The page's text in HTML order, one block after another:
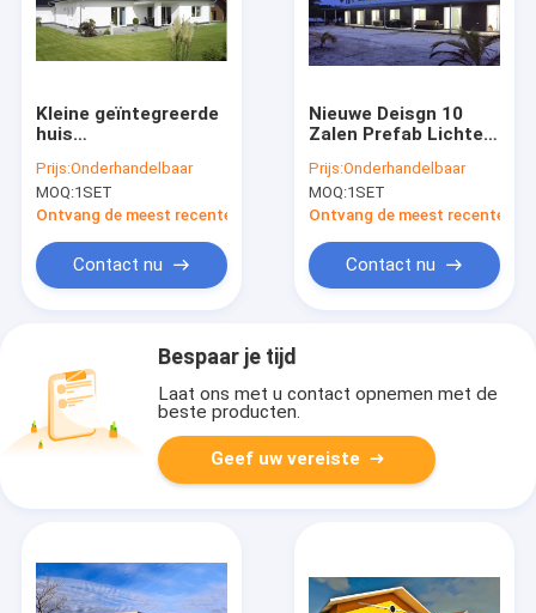
Kleine geïntegreerde
huis
Huizen met Licht
Staalkader
Prijs:Onderhandelbaar
MOQ:1SET
Ontvang de meest recente Prijs
Contact nu
Nieuwe Deisgn 10
Zalen Prefab Lichte
van het Staalkader in
AU/EU/US-Norm
Prijs:Onderhandelbaar
MOQ:1SET
Ontvang de meest recente
Contact nu
Bespaar je tijd
Laat ons met u contact opnemen met de
beste producten.
Geef uw vereiste